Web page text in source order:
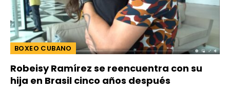
BOXEO CUBANO
Robeisy Ramírez se reencuentra con su
hija en Brasil cinco años después